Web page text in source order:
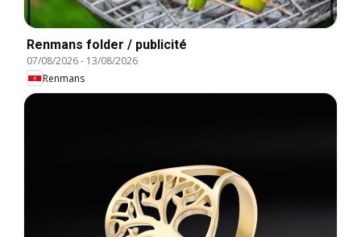
Renmans folder / publicité
07/08/2026- 13/08/2026
Renmans